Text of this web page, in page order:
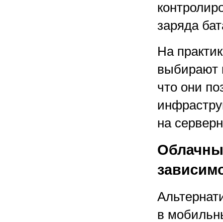
заряда
На
выбирают
что они
на
в